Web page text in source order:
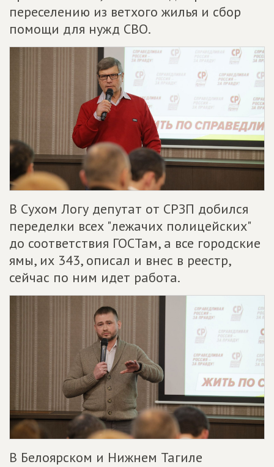
переселению из ветхого жилья и сбор
помощи для нужд СВО.
В Сухом Логу депутат от СРЗП добился
переделки всех "лежачих полицейских"
до соответствия ГОСТам, а все городские
ямы, их 343, описал и внес в реестр,
сейчас по ним идет работа.
В Белоярском и Нижнем Тагиле